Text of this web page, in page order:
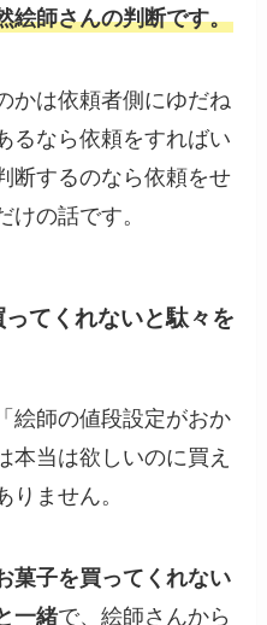
絵師さんの判断です。
かは依頼者側にゆだね
るなら依頼をすればい
断するのなら依頼をせ
けの話です。
てくれないと駄々を
絵師の値段設定がおか
本当は欲しいのに買え
りません。
菓子を買ってくれない
一緒で、絵師さんから